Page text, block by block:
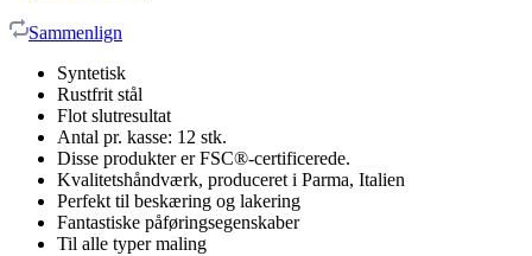
Sammenlign
Syntetisk
Rustfrit stål
Flot slutresultat
Antal pr. kasse: 12 stk.
Disse produkter er FSC®-certificerede.
Kvalitetshåndværk, produceret i Parma, Italien
Perfekt til beskæring og lakering
Fantastiske påføringsegenskaber
Til alle typer maling